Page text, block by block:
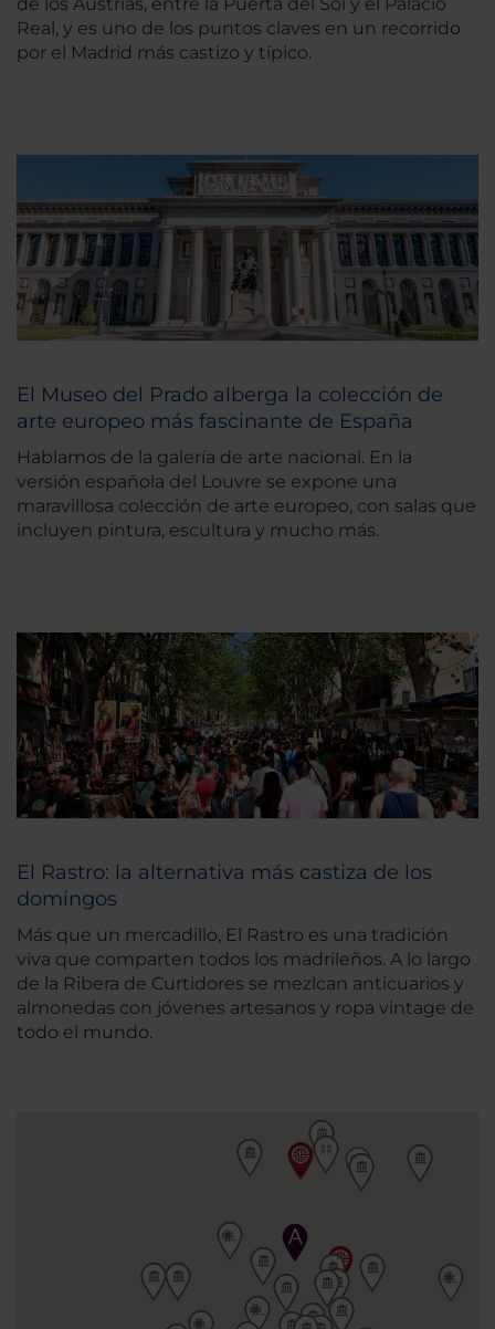
Real, y es uno de los puntos claves en un recorrido
por el Madrid más castizo y típico.
El Museo del Prado alberga la colección de
arte europeo más fascinante de España
Hablamos de la galería de arte nacional. En la
versión española del Louvre se expone una
maravillosa colección de arte europeo, con salas que
incluyen pintura, escultura y mucho más.
El Rastro: la alternativa más castiza de los
domingos
Más que un mercadillo, El Rastro es una tradición
viva que comparten todos los madrileños. A lo largo
de la Ribera de Curtidores se mezlcan anticuarios y
almonedas con jóvenes artesanos y ropa vintage de
todo el mundo.